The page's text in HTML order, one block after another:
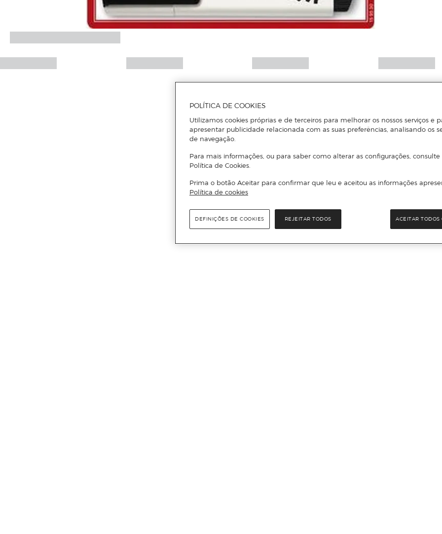
POLÍTICA DE COOKIES
Utilizamos cookies próprias e de terceiros para melhorar os nossos serviços e
apresentar publicidade relacionada com as suas preferências, analisando os
de navegação.
Para mais informações, ou para saber como alterar as configurações, consulte
Política de Cookies.
Prima o botão Aceitar para confirmar que leu e aceitou as informações
Política de cookies
REJEITAR TODOS ACEITAR TODOS
DEFINIÇÕES DE COOKIES